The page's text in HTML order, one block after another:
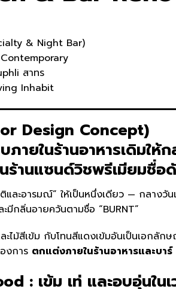
& Night Bar)
สาทร
Inhabit
Design Concept)
ภายในร้านอาหารเดิมให้
ร้านแซนด์วิชพรีเมียมชื่อ
ละอารมณ์” ให้เป็นหนึ่งเดียว — กลางวัน
มีกลิ่นอายควันตามชื่อ “BURNT”
ม้สีเข้ม กับโทนสีแดงเข้มอันเป็นเอกลั
งการ ตกแต่งภายในร้านอาหารและบาร์
: เข้ม เท่ และอบอุ่นใน